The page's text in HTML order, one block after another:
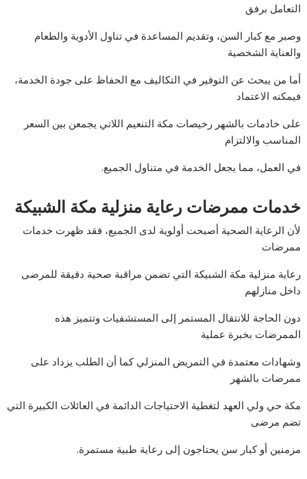
التعامل برفق
وصبر مع كبار السن، وتقديم المساعدة في تناول الأدوية والطعام
والعناية الشخصية
أما من يبحث عن التوفير في التكاليف مع الحفاظ على جودة الخدمة،
فيمكنه الاعتماد
على خادمات بالشهر رخيصات مكة التنعيم اللاتي يجمعن بين السعر
المناسب والالتزام
في العمل، مما يجعل الخدمة في متناول الجميع.
خدمات ممرضات رعاية منزلية مكة الشبيكة
لأن الرعاية الصحية أصبحت أولوية لدى الجميع، فقد ظهرت خدمات
ممرضات
رعاية منزلية مكة الشبيكة التي تضمن مراقبة صحية دقيقة للمرضى
داخل منازلهم
دون الحاجة للانتقال المستمر إلى المستشفيات وتتميز هذه
الممرضات بخبرة عملية
وشهادات معتمدة في التمريض المنزلي كما أن الطلب يزداد على
ممرضات بالشهر
مكة حي ولي العهد لتغطية الاحتياجات الدائمة في العائلات الكبيرة التي
تضم مرضى
مزمنين أو كبار سن يحتاجون إلى رعاية طبية مستمرة.